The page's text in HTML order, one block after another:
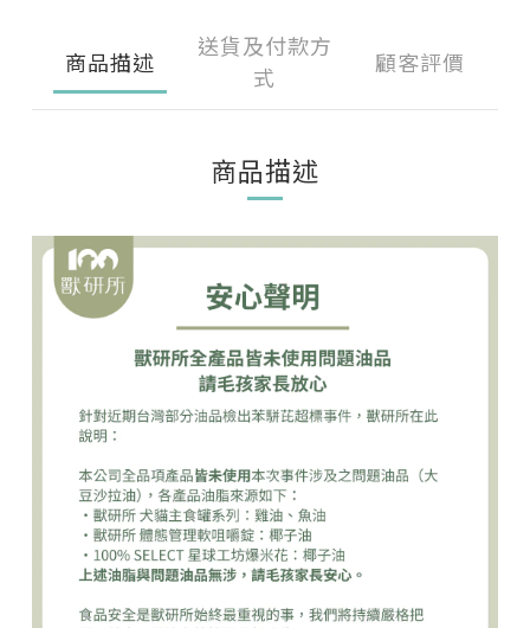
商品描述
送貨及付款方
式
顧客評價
商品描述